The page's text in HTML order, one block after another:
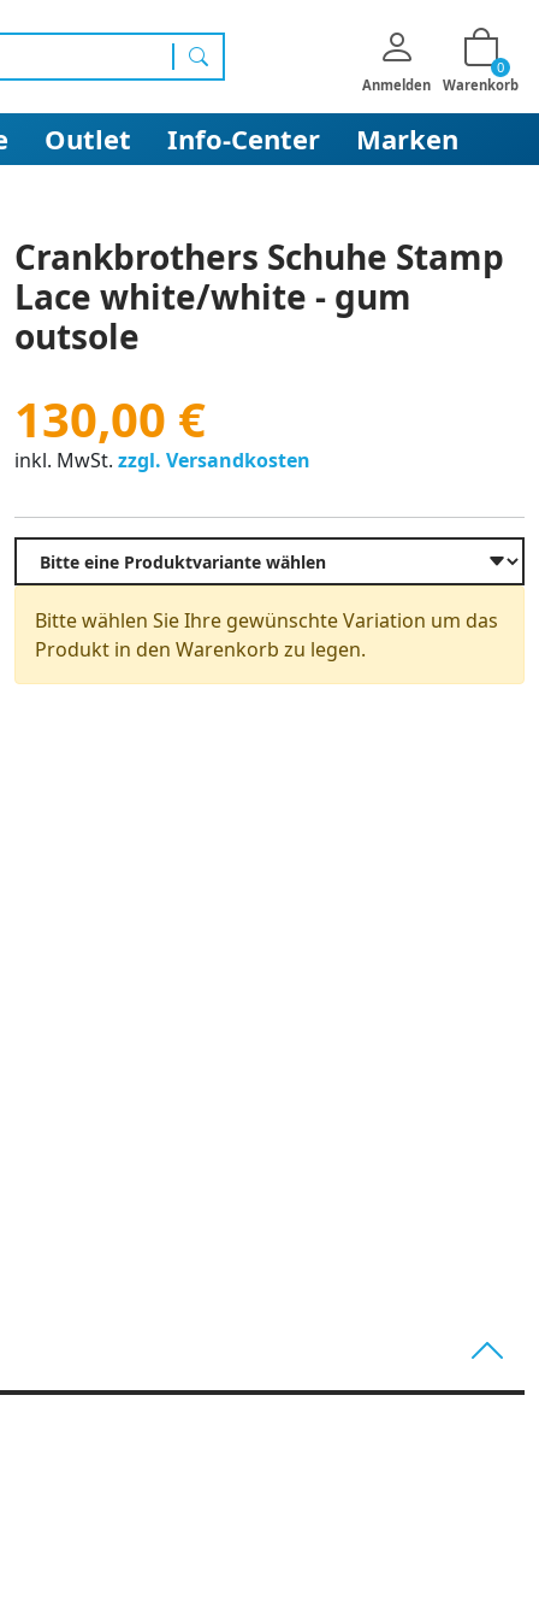
Suchen Anmelden Warenkorb
0
Outlet Info-Center Marken
Crankbrothers Schuhe Stamp
Lace white/white - gum
outsole
130,00 €
inkl. MwSt. zzgl. Versandkosten
Bitte wählen Sie Ihre gewünschte Variation um das
Produkt in den Warenkorb zu legen.